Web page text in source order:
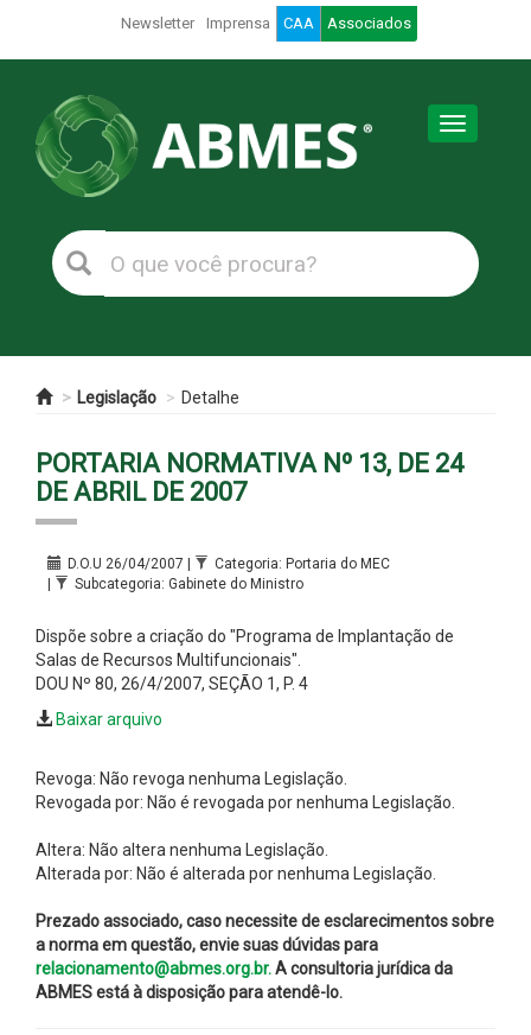
Newsletter Imprensa CAA Associados
Toggle
Legislação Detalhe
PORTARIA NORMATIVA Nº 13, DE 24
DE ABRIL DE 2007
D.O.U 26/04/2007 |
Categoria: Portaria do MEC
|
Subcategoria: Gabinete do Ministro
Dispõe sobre a criação do "Programa de Implantação de
Salas de Recursos Multifuncionais".
DOU Nº 80, 26/4/2007, SEÇÃO 1, P. 4
Baixar arquivo
Revoga: Não revoga nenhuma Legislação.
Revogada por: Não é revogada por nenhuma Legislação.
Altera: Não altera nenhuma Legislação.
Alterada por: Não é alterada por nenhuma Legislação.
Prezado associado, caso necessite de esclarecimentos sobre
a norma em questão, envie suas dúvidas para
relacionamento@abmes.org.br.A consultoria jurídica da
ABMES está à disposição para atendê-lo.